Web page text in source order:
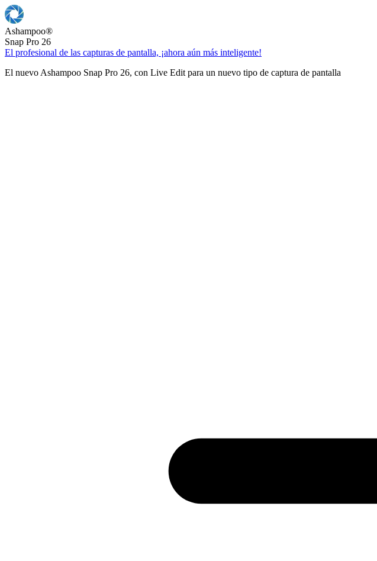
Ashampoo®
Snap Pro 26
El profesional de las capturas de pantalla, ¡ahora aún más inteligente!
El nuevo Ashampoo Snap Pro 26, con Live Edit para un nuevo tipo de captura de pantalla